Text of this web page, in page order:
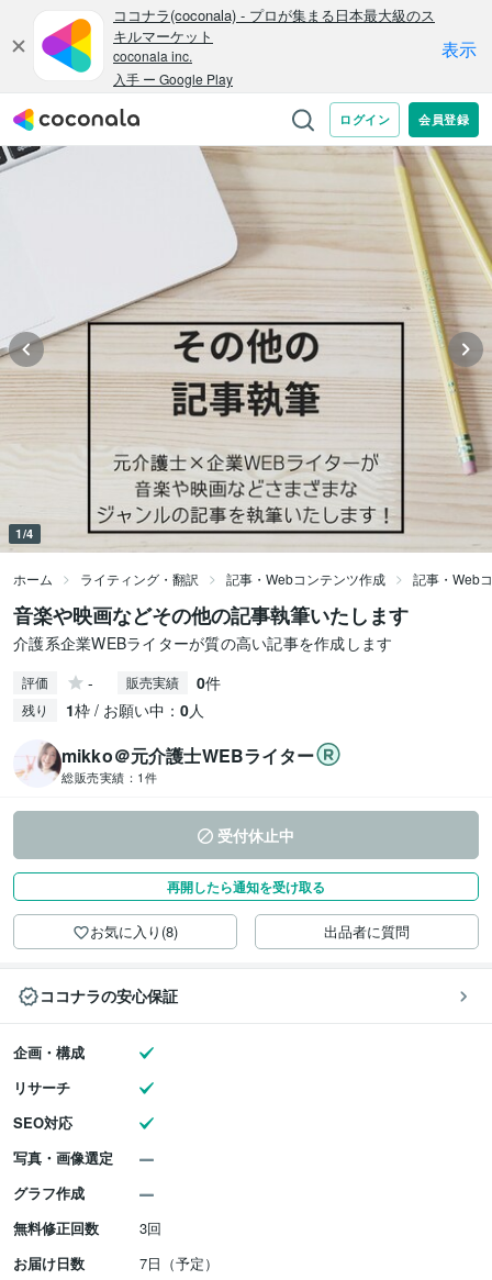
1/4
ホーム ライティング・翻訳 記事・Webコンテンツ作成 記事・Web
音楽や映画などその他の記事執筆いたします
介護系企業WEBライターが質の高い記事を作成します
評価 - 販売実績 0件
残り 1枠 / お願い中： 0人
mikko＠元介護士WEBライター
総販売実績： 1件
受付休止中
再開したら通知を受け取る
お気に入り(8) 出品者に質問
ココナラの安心保証
企画・構成
リサーチ
SEO対応
写真・画像選定
グラフ作成
無料修正回数
3回
お届け日数
7日（予定）